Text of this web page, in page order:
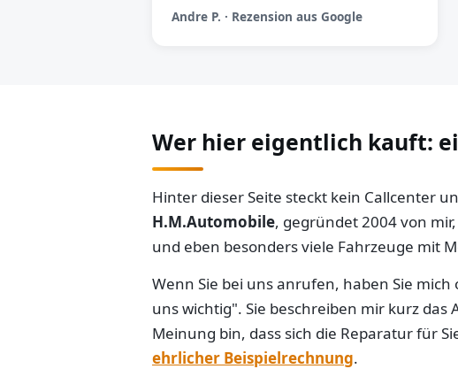
Andre P. · Rezension aus Google
Wer hier eigentlich kauft:
Hinter dieser Seite steckt kein Callcenter
H.M.Automobile, gegründet 2004 von
und eben besonders viele Fahrzeuge mit
Wenn Sie bei uns anrufen, haben Sie
uns wichtig". Sie beschreiben mir kurz
Meinung bin, dass sich die Reparatur für
ehrlicher Beispielrechnung.